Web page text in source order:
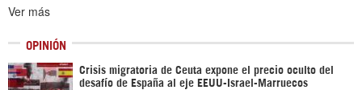
Ver más
OPINIÓN
Crisis migratoria de Ceuta expone el precio oculto del
desafío de España al eje EEUU-Israel-Marruecos